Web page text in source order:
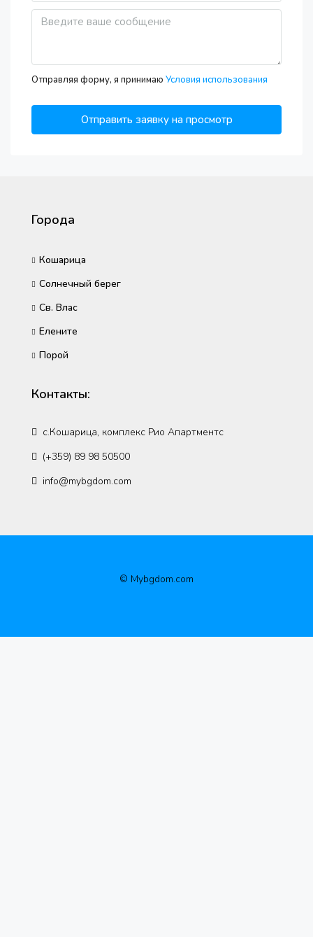
Отправляя форму, я принимаю Условия использования
Отправить заявку на просмотр
Города
Кошарица
Солнечный берег
Св. Влас
Елените
Порой
Контакты:
с.Кошарица, комплекс Рио Апартментс
(+359) 89 98 50500
info@mybgdom.com
© Mybgdom.com